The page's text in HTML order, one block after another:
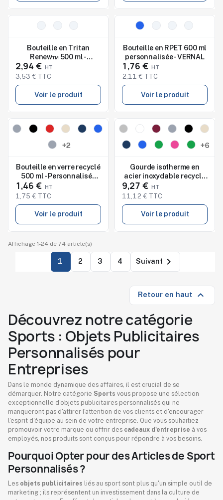
Nouveau
Bouteille en Tritan
Renew™ 500 ml -
Personnalisée SEA
2,94 €
3,53 € TTC
Voir le produit
Nouveau
Bouteille en RPET 600 ml
personnalisée - VERNAL
1,76 €
2,11 € TTC
Voir le produit
Nouveau
Studio de marquage
disponible
+2
Bouteille en verre recyclé
500 ml - Personnalisée
EBOR
1,46 €
1,75 € TTC
Voir le produit
Nouveau
Studio de marquage
disponible
+6
Gourde isotherme en
acier inoxydable recyclé
de 500 ml Isaih
9,27 €
11,12 € TTC
Voir le produit
Affichage 1-24 de 74 article(s)
1 2 3 4 Suivant 
Retour en haut 
Découvrez notre catégorie
Sports : Objets Publicitaires
Personnalisés pour
Entreprises
Dans le monde dynamique des affaires, il est crucial de se
démarquer. Notre catégorie Sports vous propose une sélection
exceptionnelle d'objets publicitaires personnalisés qui ne
manqueront pas d'attirer l'attention de vos clients et d'encourager
l'esprit d'équipe au sein de votre entreprise. Que vous souhaitiez
promouvoir votre marque ou offrir des cadeaux d'entreprise à vos
employés, nos produits sont conçus pour répondre à vos besoins.
Pourquoi Opter pour des Articles de Sport
Personnalisés ?
Les objets publicitaires liés au sport sont plus qu'un simple outil de
marketing ; ils représentent un investissement dans la culture de